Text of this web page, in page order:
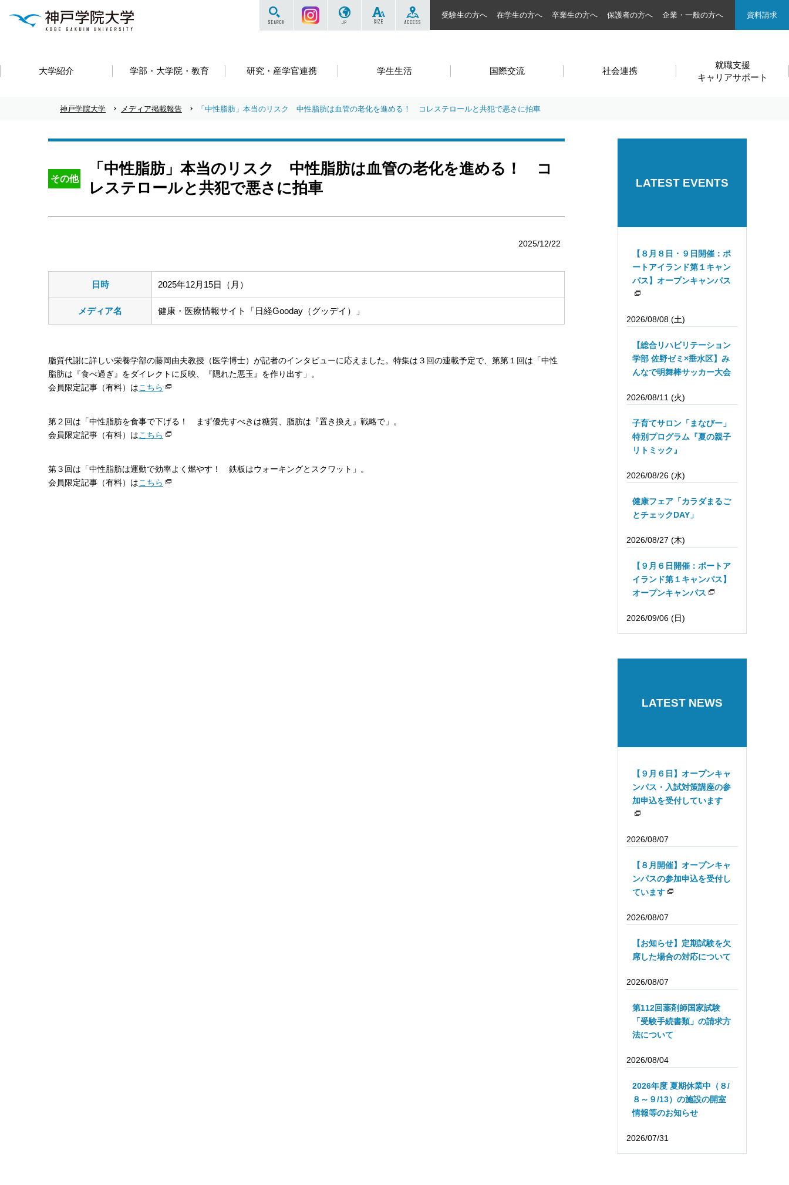
大学紹介 学部・大学院・教育 研究・産学官連携 学生生活 国際交流 社会連携
就職支援
キャリアサポート
サイト内を検索する
Instagram SIZE
受験生の方へ 在学生の方へ 卒業生の方へ 保護者の方へ 企業・一般の方へ 資料請求
神戸学院大学 メディア掲載報告 「中性脂肪」本当のリスク 中性脂肪は血管の老化を進める！ コレステロールと共犯で悪さに拍車
その他
「中性脂肪」本当のリスク 中性脂肪は血管の老化を進める！ コ
レステロールと共犯で悪さに拍車
2025/12/22
日時 2025年12月15日（月）
メディア名 健康・医療情報サイト「日経Gooday（グッデイ）」
脂質代謝に詳しい栄養学部の藤岡由夫教授（医学博士）が記者のインタビューに応えました。特集は３回の連載予定で、第第１回は「中性
脂肪は『食べ過ぎ』をダイレクトに反映、『隠れた悪玉』を作り出す」。
会員限定記事（有料）はこちら
第２回は「中性脂肪を食事で下げる！ まず優先すべきは糖質、脂肪は『置き換え』戦略で」。
会員限定記事（有料）はこちら
第３回は「中性脂肪は運動で効率よく燃やす！ 鉄板はウォーキングとスクワット」。
会員限定記事（有料）はこちら
LATEST EVENTS
【８月８日・９日開催：ポ
ートアイランド第１キャン
パス】オープンキャンパス
2026/08/08 (土)
【総合リハビリテーション
学部 佐野ゼミ×垂水区】み
んなで明舞棒サッカー大会
2026/08/11 (火)
子育てサロン「まなびー」
特別プログラム『夏の親子
リトミック』
2026/08/26 (水)
健康フェア「カラダまるご
とチェックDAY」
2026/08/27 (木)
【９月６日開催：ポートア
イランド第１キャンパス】
オープンキャンパス
2026/09/06 (日)
LATEST NEWS
【９月６日】オープンキャ
ンパス・入試対策講座の参
加申込を受付しています
2026/08/07
【８月開催】オープンキャ
ンパスの参加申込を受付し
ています
2026/08/07
【お知らせ】定期試験を欠
席した場合の対応について
2026/08/07
第112回薬剤師国家試験
「受験手続書類」の請求方
法について
2026/08/04
2026年度 夏期休業中（８/
８～９/13）の施設の開室
情報等のお知らせ
2026/07/31